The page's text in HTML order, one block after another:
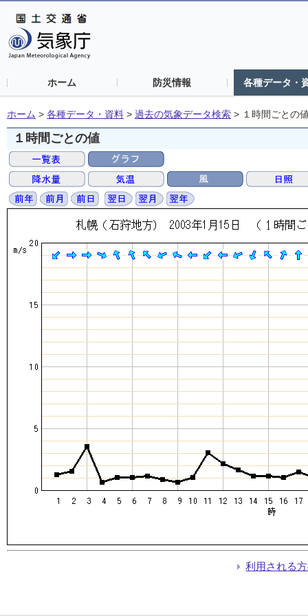
ホーム 防災情報 各種データ・
ホーム > 各種データ・資料 > 過去の気象データ検索 > １時間ごとの
１時間ごとの値
利用される